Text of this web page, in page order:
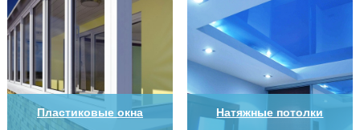
Пластиковые окна Натяжные потолки